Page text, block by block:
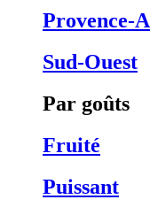
Provence-
Sud-Ouest
Par goûts
Fruité
Puissant